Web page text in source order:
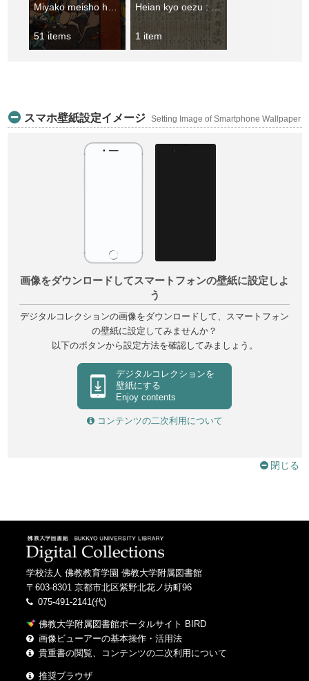
太秦牛祭
Uzumasa ushimatsuri
愛宕山朝日峯
真如堂
Toribeyama
長樂寺
高臺寺唐傘亭
Kodaiji karakasatei
音羽山清水寺
Otowasan kiyomizudera
六波羅蜜寺西國十七番札所
Rokuharamitsuji saigoku junanaban fudasho
51 items
Heian kyo oezu : narabini meisho hitori annai
1 item
スマホ壁紙設定イメージ Setting Image of Smartphone Wallpaper
画像をダウンロードしてスマートフォンの壁紙に設定しよ
う
デジタルコレクションの画像をダウンロードして、スマートフォン
の壁紙に設定してみませんか？
以下のボタンから設定方法を確認してみましょう。
デジタルコレクションを
壁紙にする
Enjoy contents
コンテンツの二次利用について
閉じる
学校法人 佛教教育学園 佛教大学附属図書館
〒603-8301 京都市北区紫野北花ノ坊町96
075-491-2141(代)
佛教大学附属図書館ポータルサイト BIRD
画像ビューアーの基本操作・活用法
貴重書の閲覧、コンテンツの二次利用について
推奨ブラウザ